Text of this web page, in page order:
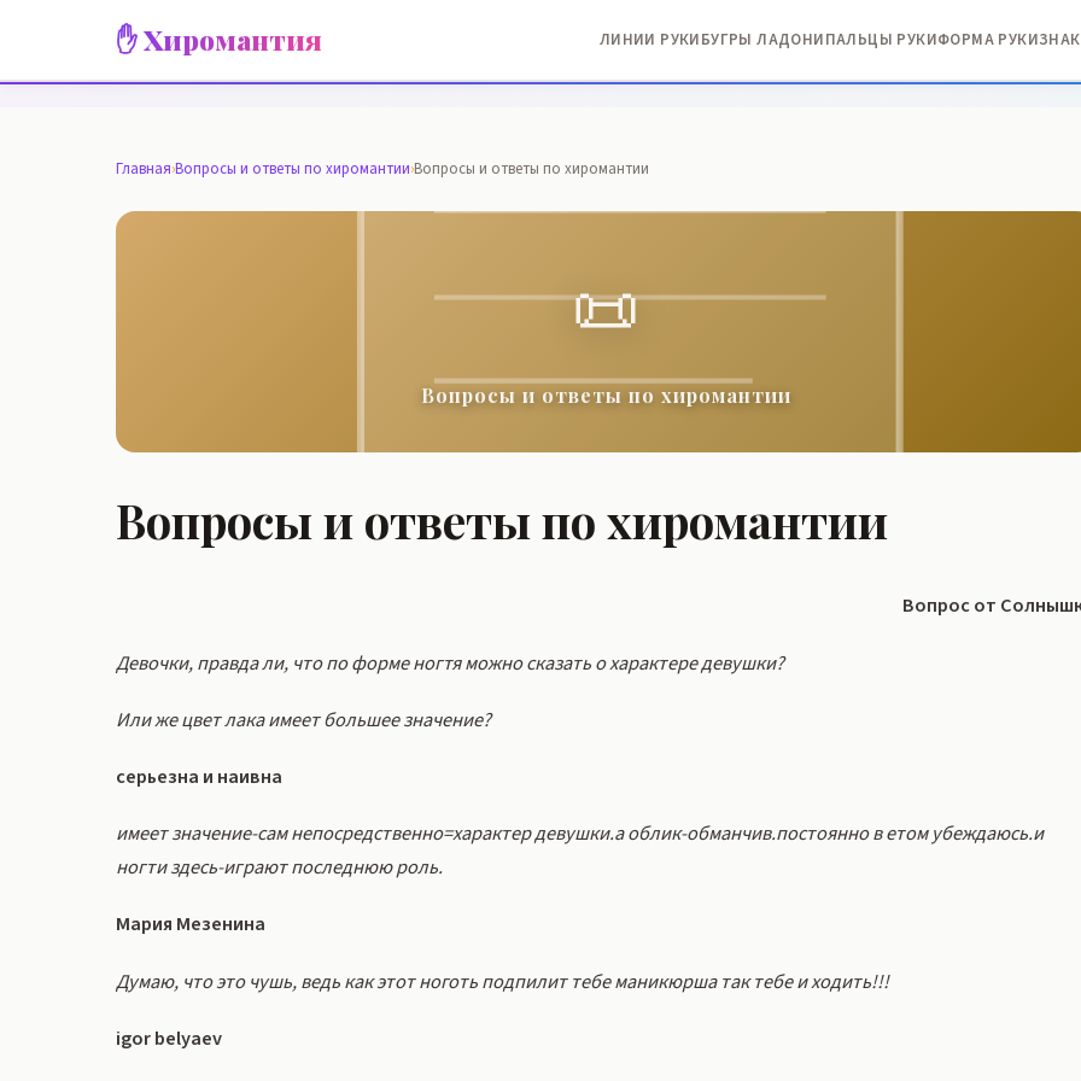
✋ Хиромантия ЛИНИИ РУКИБУГРЫ ЛАДОНИПАЛЬЦЫ РУКИФОРМА РУКИ
Главная›Вопросы и ответы по хиромантии›Вопросы и ответы по хиромантии
📜
Вопросы и ответы по хиромантии
Вопросы и ответы по хиромантии
Вопрос от
Девочки, правда ли, что по форме ногтя можно сказать о характере девушки?
Или же цвет лака имеет большее значение?
серьезна и наивна
имеет значение-сам непосредственно=характер девушки.а облик-обманчив.постоянно в етом убеждаюсь.и
ногти здесь-играют последнюю роль.
Мария Мезенина
Думаю, что это чушь, ведь как этот ноготь подпилит тебе маникюрша так тебе и ходить!!!
igor belyaev